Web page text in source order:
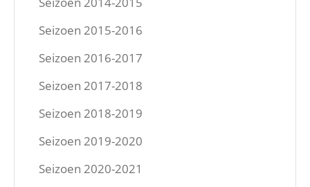
Seizoen 2015-2016
Seizoen 2016-2017
Seizoen 2017-2018
Seizoen 2018-2019
Seizoen 2019-2020
Seizoen 2020-2021